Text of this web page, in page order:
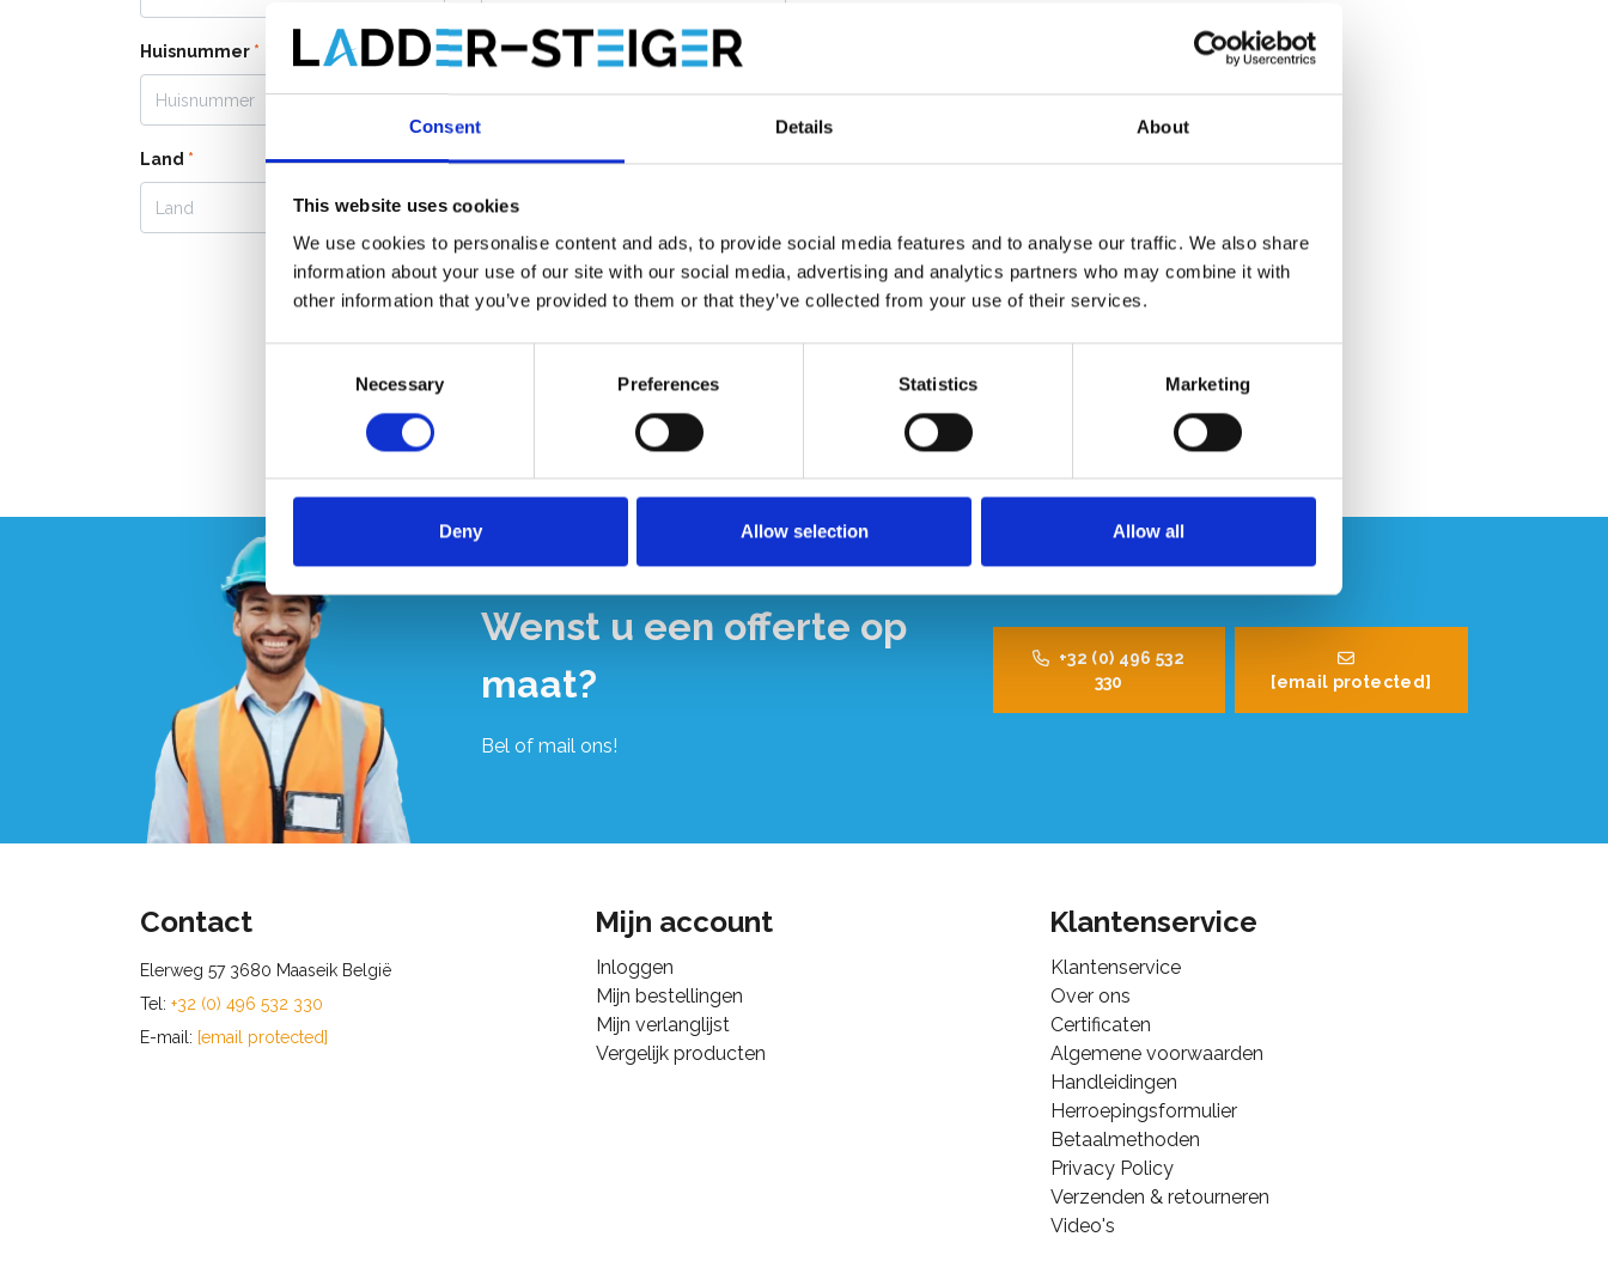
Consent Details About
This website uses cookies
We use cookies to personalise content and ads, to provide social media features and to analyse our traffic. We also share
information about your use of our site with our social media, advertising and analytics partners who may combine it with
other information that you’ve provided to them or that they’ve collected from your use of their services.
Necessary Preferences Statistics Marketing
Deny Allow selection Allow all
Huisnummer * Plaats*
Land *
Opmerking (bijvoorbeeld: Leveren
leggen)
*= Verplicht
Wenst u een offerte op
maat?
Bel of mail ons!
+32 (0) 496 532
330
[email protected]
Contact
Elerweg 57 3680 Maaseik België
Tel: +32 (0) 496 532 330
E-mail: [email protected]
Mijn account
Inloggen
Mijn bestellingen
Mijn verlanglijst
Vergelijk producten
Klantenservice
Klantenservice
Over ons
Certificaten
Algemene voorwaarden
Handleidingen
Herroepingsformulier
Betaalmethoden
Privacy Policy
Verzenden & retourneren
Video's